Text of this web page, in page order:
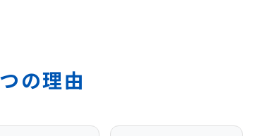
の理由